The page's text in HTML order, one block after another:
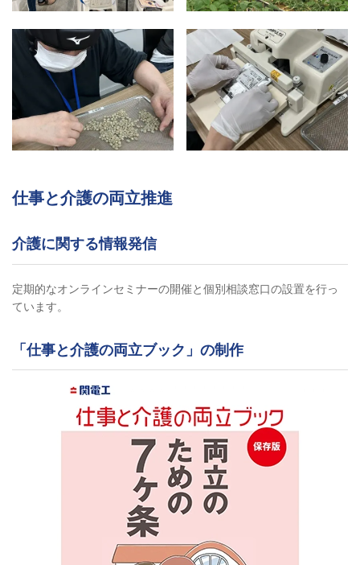
仕事と介護の両立推進
介護に関する情報発信
定期的なオンラインセミナーの開催と個別相談窓口の設置を行っ
ています。
「仕事と介護の両立ブック」の制作